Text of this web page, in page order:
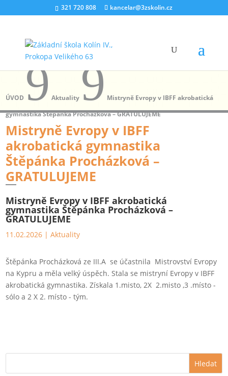
321 720 808 kancelar@3zskolin.cz
ÚVOD 9Aktuality9 Mistryně Evropy v IBFF akrobatická
gymnastika Štěpánka Procházková – GRATULUJEME
Mistryně Evropy v IBFF
akrobatická gymnastika
Štěpánka Procházková –
GRATULUJEME
Mistryně Evropy v IBFF akrobatická
gymnastika Štěpánka Procházková –
GRATULUJEME
11.02.2026 |Aktuality
Štěpánka Procházková ze III.A se účastnila Mistrovství Evropy
na Kypru a měla velký úspěch. Stala se mistryní Evropy v IBFF
akrobatická gymnastika. Získala 1.misto, 2X 2.misto ,3 .místo -
sólo a 2 X 2. místo - tým.
Hledat